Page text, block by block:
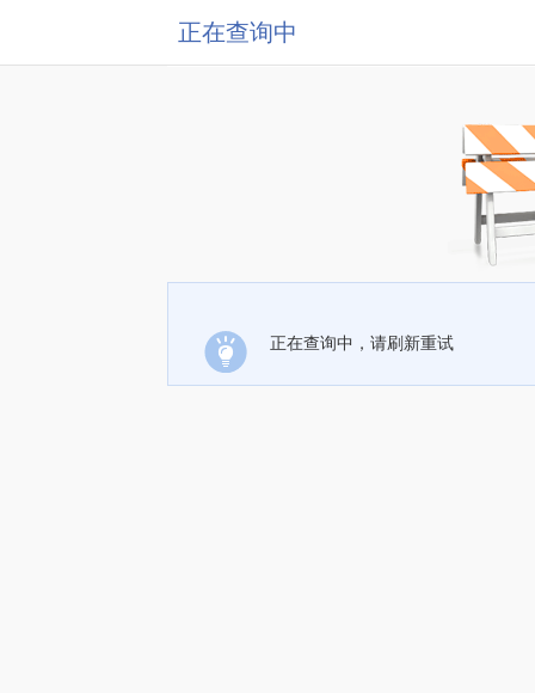
正在查询中
正在查询中，请刷新重试